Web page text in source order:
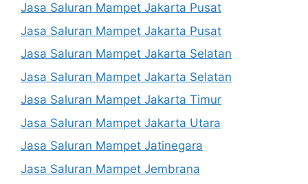
Jasa Saluran Mampet Jakarta Pusat
Jasa Saluran Mampet Jakarta Pusat
Jasa Saluran Mampet Jakarta Selatan
Jasa Saluran Mampet Jakarta Selatan
Jasa Saluran Mampet Jakarta Timur
Jasa Saluran Mampet Jakarta Utara
Jasa Saluran Mampet Jatinegara
Jasa Saluran Mampet Jembrana